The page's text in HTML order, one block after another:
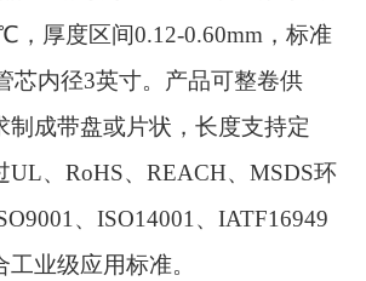
，厚度区间0.12-0.60mm，标准
芯内径3英寸。产品可整卷供
制成带盘或片状，长度支持定
UL、RoHS、REACH、MSDS环
、ISO14001、IATF16949
业级应用标准。